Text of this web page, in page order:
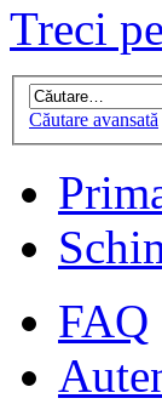
Treci
Căutare avansată
FAQ